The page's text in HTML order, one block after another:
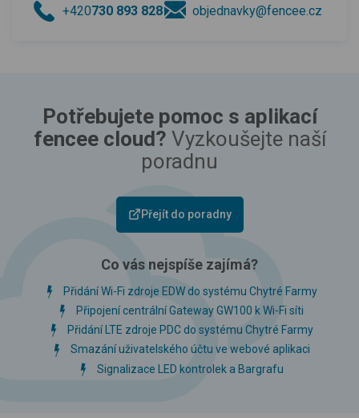
+420730 893 828 objednavky@fencee.cz
Potřebujete pomoc s aplikací
fencee cloud? Vyzkoušejte naší
poradnu
Přejít do poradny
Co vás nejspíše zajímá?
Přidání Wi-Fi zdroje EDW do systému Chytré Farmy
Připojení centrální Gateway GW100 k Wi-Fi síti
Přidání LTE zdroje PDC do systému Chytré Farmy
Smazání uživatelského účtu ve webové aplikaci
Signalizace LED kontrolek a Bargrafu